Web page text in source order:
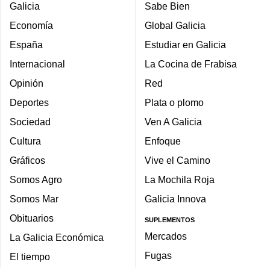
Galicia
Economía
España
Internacional
Opinión
Deportes
Sociedad
Cultura
Gráficos
Somos Agro
Somos Mar
Obituarios
La Galicia Económica
El tiempo
Sabe Bien
Global Galicia
Estudiar en Galicia
La Cocina de Frabisa
Red
Plata o plomo
Ven A Galicia
Enfoque
Vive el Camino
La Mochila Roja
Galicia Innova
SUPLEMENTOS
Mercados
Fugas